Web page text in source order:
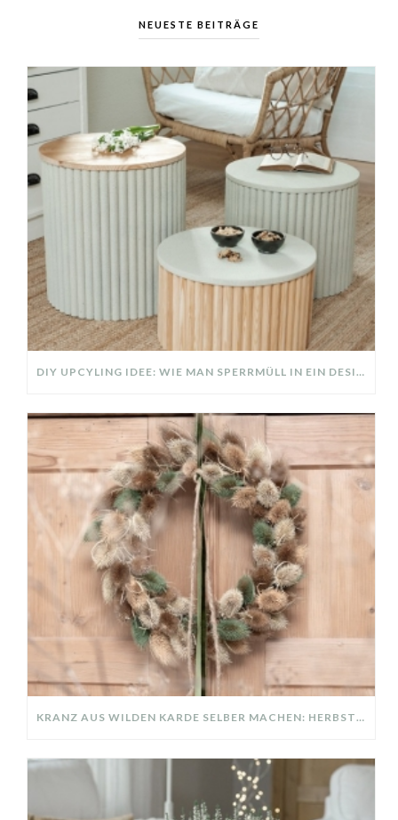
NEUESTE BEITRÄGE
DIY UPCYLING IDEE: WIE MAN SPERRMÜLL IN EIN DESIGNER TEIL VERWANDELT
KRANZ AUS WILDEN KARDE SELBER MACHEN: HERBSTDEKO GANZ EINFACH